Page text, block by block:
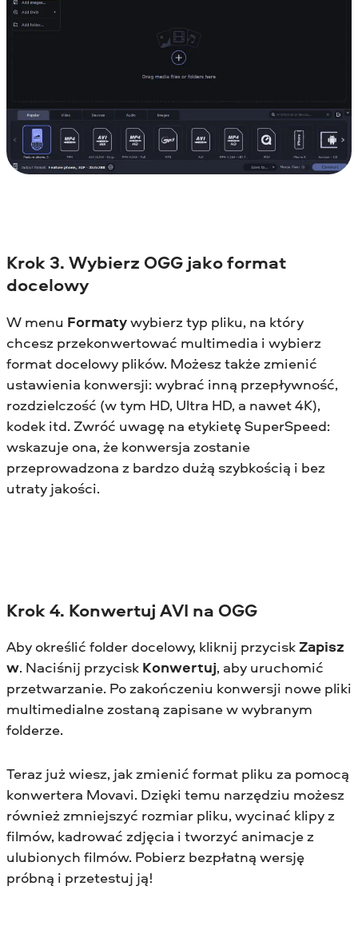
Krok 3. Wybierz OGG jako format
docelowy
W menu Formatywybierz typ pliku, na który
chcesz przekonwertować multimedia i wybierz
format docelowy plików. Możesz także zmienić
ustawienia konwersji: wybrać inną przepływność,
rozdzielczość (w tym HD, Ultra HD, a nawet 4K),
kodek itd. Zwróć uwagę na etykietę SuperSpeed:
wskazuje ona, że konwersja zostanie
przeprowadzona z bardzo dużą szybkością i bez
utraty jakości.
Krok 4. Konwertuj AVI na OGG
Aby określić folder docelowy, kliknij przycisk Zapisz
w. Naciśnij przycisk Konwertuj, aby uruchomić
przetwarzanie. Po zakończeniu konwersji nowe pliki
multimedialne zostaną zapisane w wybranym
folderze.
Teraz już wiesz, jak zmienić format pliku za pomocą
konwertera Movavi. Dzięki temu narzędziu możesz
również zmniejszyć rozmiar pliku, wycinać klipy z
filmów, kadrować zdjęcia i tworzyć animacje z
ulubionych filmów. Pobierz bezpłatną wersję
próbną i przetestuj ją!